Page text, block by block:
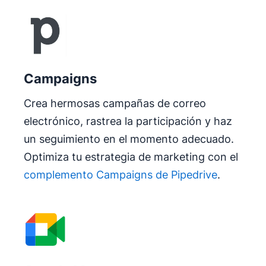
Campaigns
Crea hermosas campañas de correo
electrónico, rastrea la participación y haz
un seguimiento en el momento adecuado.
Optimiza tu estrategia de marketing con el
complemento Campaigns de Pipedrive.